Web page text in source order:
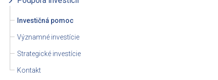
Investičná pomoc
Významné investície
Strategické investície
Kontakt